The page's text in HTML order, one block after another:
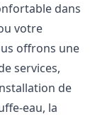
dans
votre
offrons une
services,
de
eau, la